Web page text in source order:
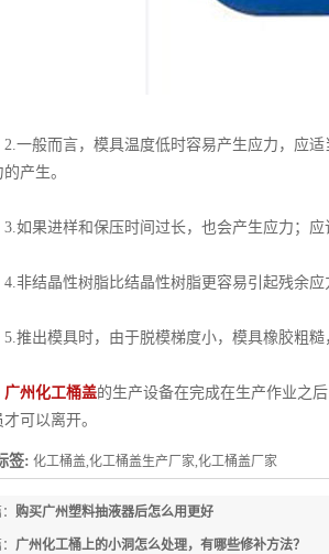
般而言，模具温度低时容易产生应力，应适
产生。
果进样和保压时间过长，也会产生应力；应
结晶性树脂比结晶性树脂更容易引起残余应
出模具时，由于脱模梯度小，模具橡胶粗糙
广州化工桶盖的生产设备在完成在生产作业之
才可以离开。
签: 化工桶盖,化工桶盖生产厂家,化工桶盖厂家
购买广州塑料抽液器后怎么用更好
广州化工桶上的小洞怎么处理，有哪些修补方法？